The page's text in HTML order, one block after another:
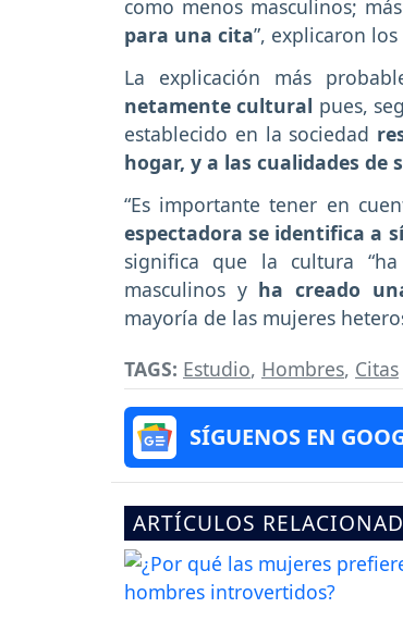
como menos masculinos;
para una cita”, explicaron
La explicación más
netamente cultural pues,
establecido en la sociedad
hogar, y a las cualidades de
“Es importante tener en
espectadora se identifica a sí
significa que la cultura
masculinos y ha creado
mayoría de las mujeres
TAGS: Estudio, Hombres, Citas
SÍGUENOS EN
ARTÍCULOS